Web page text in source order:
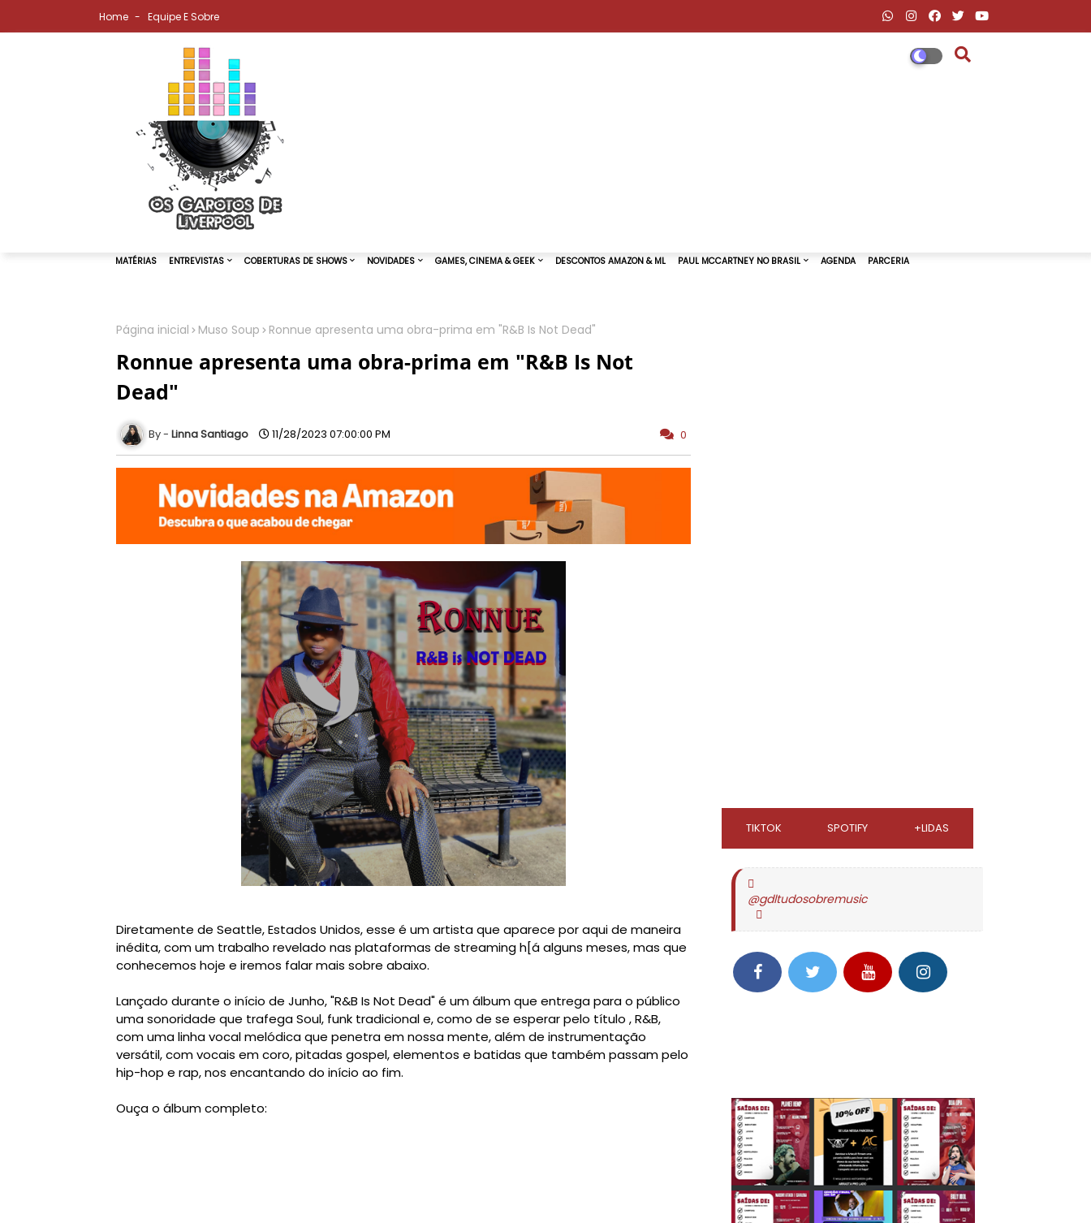
Home Equipe E Sobre
Página inicial Muso Soup Ronnue apresenta uma obra-prima em "R&B Is Not Dead"
Ronnue apresenta uma obra-prima em "R&B Is Not
Dead"
Linna Santiago 11/28/2023 07:00:00 PM 0
Diretamente de Seattle, Estados Unidos, esse é um artista que aparece por aqui de maneira
inédita, com um trabalho revelado nas plataformas de streaming h[á alguns meses, mas que
conhecemos hoje e iremos falar mais sobre abaixo.
Lançado durante o início de Junho, "R&B Is Not Dead" é um álbum que entrega para o público
uma sonoridade que trafega Soul, funk tradicional e, como de se esperar pelo título , R&B,
com uma linha vocal melódica que penetra em nossa mente, além de instrumentação
versátil, com vocais em coro, pitadas gospel, elementos e batidas que também passam pelo
hip-hop e rap, nos encantando do início ao fim.
Ouça o álbum completo:
TIKTOK SPOTIFY +LIDAS
@gdltudosobremusic